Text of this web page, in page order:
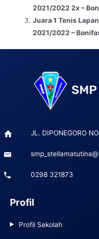
2021/2022 2x –
Juara 1 Tenis
2021/2022 –
JL. DIPONEGORO
0298 321873
Profil
Profil Sekolah